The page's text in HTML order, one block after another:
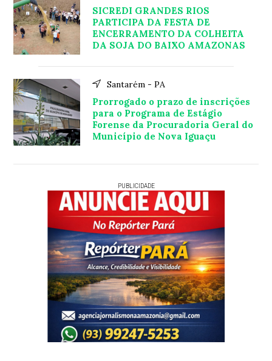
SICREDI GRANDES RIOS
PARTICIPA DA FESTA DE
ENCERRAMENTO DA COLHEITA
DA SOJA DO BAIXO AMAZONAS
Santarém - PA
Prorrogado o prazo de inscrições
para o Programa de Estágio
Forense da Procuradoria Geral do
Município de Nova Iguaçu
PUBLICIDADE